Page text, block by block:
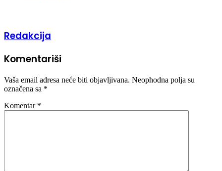
Redakcija
Komentariši
Vaša email adresa neće biti objavljivana. Neophodna polja su
označena sa *
Komentar *